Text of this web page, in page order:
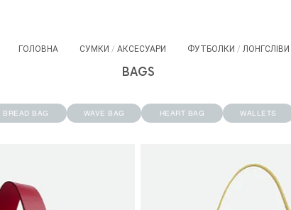
ГОЛОВНА СУМКИ / АКСЕСУАРИ ФУТБОЛКИ / ЛОНГСЛІВИ
BAGS
BREAD BAG WAVE BAG HEART BAG WALLETS